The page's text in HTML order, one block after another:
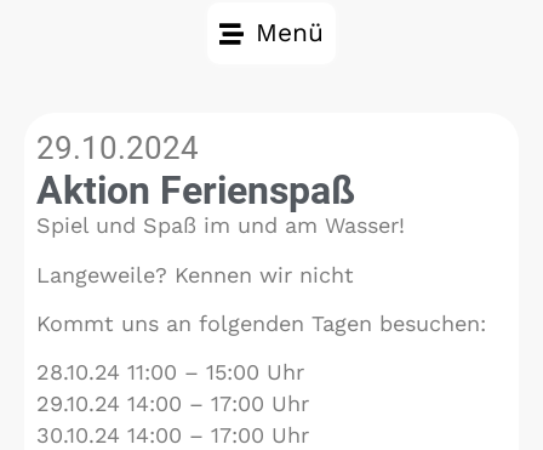
Menü
29.10.2024
Aktion Ferienspaß
Spiel und Spaß im und am Wasser!
Langeweile? Kennen wir nicht
Kommt uns an folgenden Tagen besuchen:
28.10.24 11:00 – 15:00 Uhr
29.10.24 14:00 – 17:00 Uhr
30.10.24 14:00 – 17:00 Uhr